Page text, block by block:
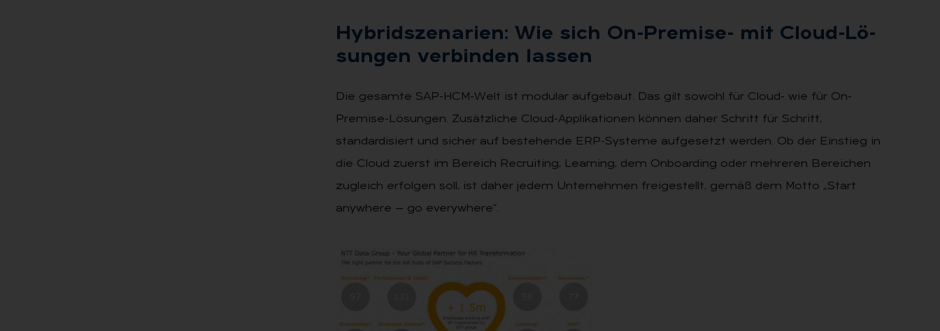
Hy­brid­sze­na­ri­en: Wie sich On-Pre­mi­se- mit Cloud-Lö­
sun­gen ver­bin­den las­sen
Die gesamte SAP-HCM-Welt ist modular aufgebaut. Das gilt sowohl für Cloud- wie für On-
Premise-Lösungen. Zusätzliche Cloud-Applikationen können daher Schritt für Schritt,
standardisiert und sicher auf bestehende ERP-Systeme aufgesetzt werden. Ob der Einstieg in
die Cloud zuerst im Bereich Recruiting, Learning, dem Onboarding oder mehreren Bereichen
zugleich erfolgen soll, ist daher jedem Unternehmen freigestellt, gemäß dem Motto „Start
anywhere — go everywhere“.